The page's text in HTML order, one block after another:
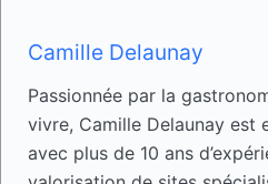
Camille Delaunay
Passionnée par la
vivre, Camille Delaunay est
avec plus de 10 ans